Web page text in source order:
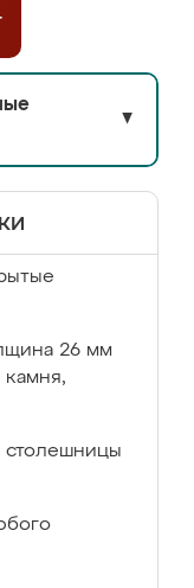
▼
26 мм
камня,